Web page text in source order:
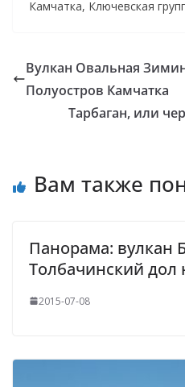
Камчатка, Ключевская
Вулкан Овальная
Полуостров Камчатка
Тарбаган, или
Вам также
Панорама: вулкан
Толбачинский дол
2015-07-08